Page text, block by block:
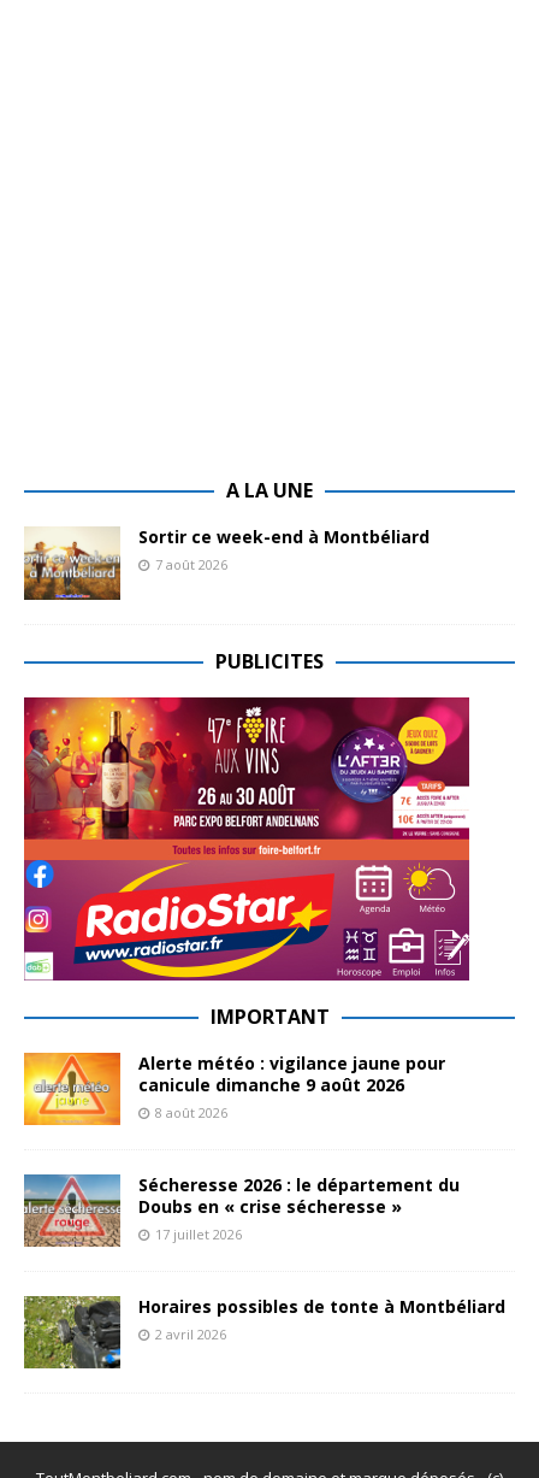
A LA UNE
Sortir ce week-end à Montbéliard
7 août 2026
PUBLICITES
IMPORTANT
Alerte météo : vigilance jaune pour
canicule dimanche 9 août 2026
8 août 2026
Sécheresse 2026 : le département du
Doubs en « crise sécheresse »
17 juillet 2026
Horaires possibles de tonte à Montbéliard
2 avril 2026